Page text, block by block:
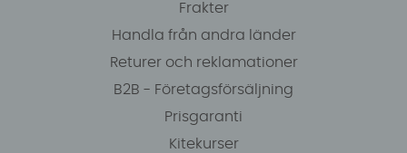
Frakter
Handla från andra länder
Returer och reklamationer
B2B - Företagsförsäljning
Prisgaranti
Kitekurser